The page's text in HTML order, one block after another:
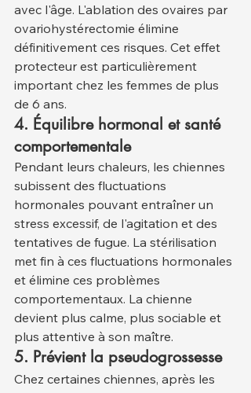
avec l'âge. L'ablation des ovaires par
ovariohystérectomie élimine
définitivement ces risques. Cet effet
protecteur est particulièrement
important chez les femmes de plus
de 6 ans.
4. Équilibre hormonal et santé
comportementale
Pendant leurs chaleurs, les chiennes
subissent des fluctuations
hormonales pouvant entraîner un
stress excessif, de l'agitation et des
tentatives de fugue. La stérilisation
met fin à ces fluctuations hormonales
et élimine ces problèmes
comportementaux. La chienne
devient plus calme, plus sociable et
plus attentive à son maître.
5. Prévient la pseudogrossesse
Chez certaines chiennes, après les